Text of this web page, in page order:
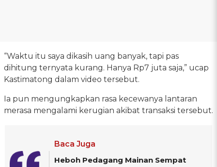
“Waktu itu saya dikasih uang banyak, tapi pas
dihitung ternyata kurang. Hanya Rp7 juta saja,” ucap
Kastimatong dalam video tersebut.
Ia pun mengungkapkan rasa kecewanya lantaran
merasa mengalami kerugian akibat transaksi tersebut.
Baca Juga
Heboh Pedagang Mainan Sempat